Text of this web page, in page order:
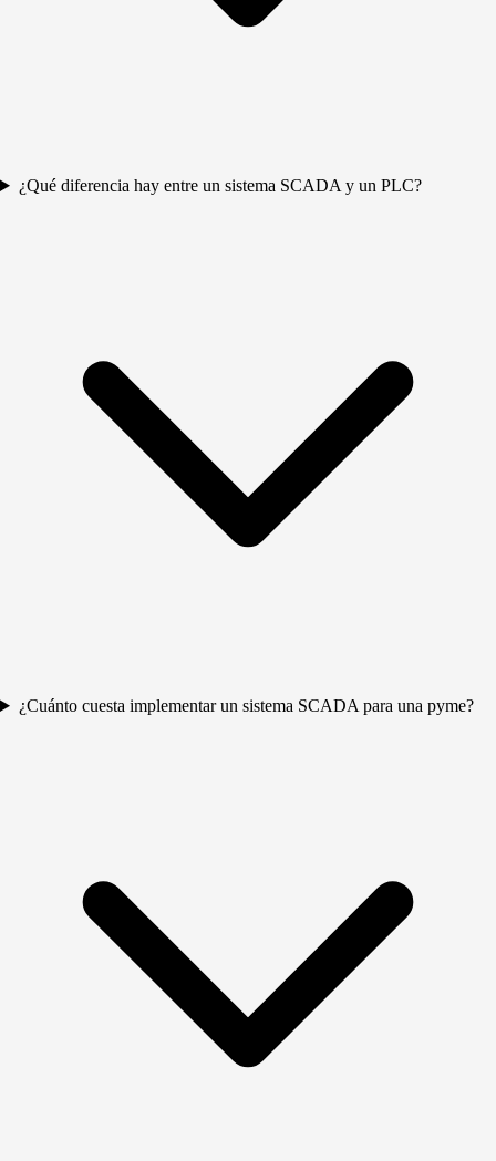
¿Qué diferencia hay entre un sistema SCADA y un PLC?
¿Cuánto cuesta implementar un sistema SCADA para una pyme?